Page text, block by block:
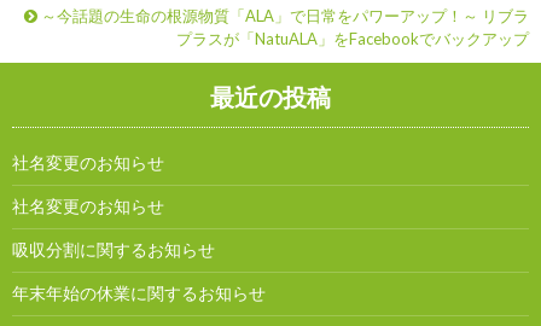
～今話題の生命の根源物質「ALA」で日常をパワーアップ！～ リブラ
プラスが「NatuALA」をFacebookでバックアップ
最近の投稿
社名変更のお知らせ
社名変更のお知らせ
吸収分割に関するお知らせ
年末年始の休業に関するお知らせ